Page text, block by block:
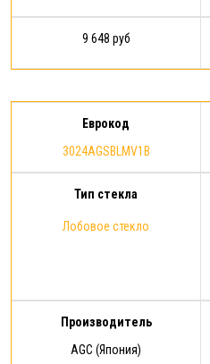
9 648 руб
Еврокод
3024AGSBLMV1B
Тип стекла
Лобовое стекло
Производитель
AGC (Япония)